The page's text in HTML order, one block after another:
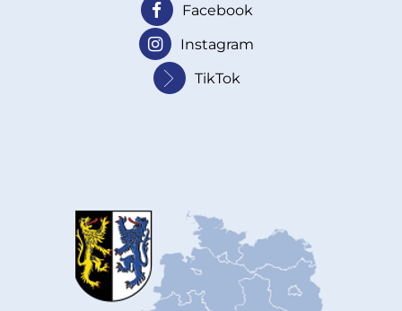
Facebook
Instagram
TikTok